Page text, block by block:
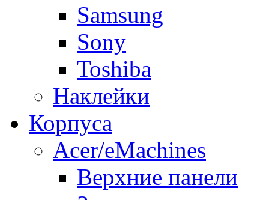
Samsung
Sony
Toshiba
Наклейки
Корпуса
Acer/eMachines
Верхние панели